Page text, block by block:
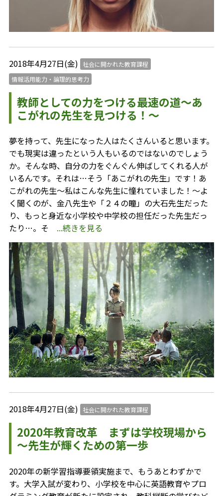
2018年4月27日(金)
社会に開かれた教育課程
情報活用能力・論理的思考力
教師としての力をつける最速の道～あ
こがれの先生を見つける！～
夢を持って、先生になった人はたくさんいると思います。
でも現実は違ったという人もいるのではないのでしょう
か。そんな時、自分の力をぐんぐん伸ばしてくれる人が
いるんです。それは…そう「あこがれの先生」です！あ
こがれの先生～私はこんな先生に憧れていました！～よ
く聞くのが、金八先生や「２４の瞳」の大石先生だった
り、もっと身近な小学校や中学校の担任だった先生だっ
たり…。そ ...続きを見る
2018年4月27日(金) 社会に開かれた教育課程
2020年教育改革 まずは学校現場から
～先生が輝くための第一歩
2020年の新学習指導要領実施まで、もうあとわずかで
す。大学入試が変わり、小学校を中心に英語教育やプロ